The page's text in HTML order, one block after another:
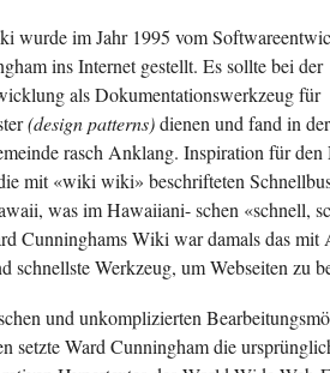
wurde im Jahr 1995 vom
ins Internet gestellt. Es sollte bei der
als Dokumentationswerkzeug für
(design patterns)dienen und fand in der
rasch Anklang. Inspiration für den
mit «wiki wiki» beschrifteten
was im Hawaiiani- schen «schnell,
Cunninghams Wiki war damals das mit
schnellste Werkzeug, um Webseiten zu
und unkomplizierten
setzte Ward Cunningham die